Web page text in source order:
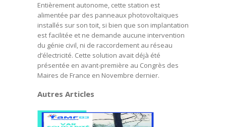
Entièrement autonome, cette station est
alimentée par des panneaux photovoltaïques
installés sur son toit, si bien que son implantation
est facilitée et ne demande aucune intervention
du génie civil, ni de raccordement au réseau
d’électricité. Cette solution avait déjà été
présentée en avant-première au Congrès des
Maires de France en Novembre dernier.
Autres Articles